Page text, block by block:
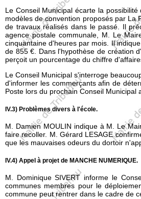
Le Conseil Municipal écarte la
modèles de convention proposés par La
de travaux réalisés dans le passé. Il
agence postale communale, M. Le
cinquantaine d'heures par mois. Il
de 855 €. Dans l'hypothèse de création
perçoit un pourcentage du chiffre
Le Conseil Municipal s'interroge
d'informer les commerçants afin de
Poste lors du prochain Conseil
IV.3) Problèmes divers à l'école.
M. Damien MOULIN indique à M. Le
faire recoller. M. Gérard LESAGE
que les mauvaises odeurs du dortoir
IV.4) Appel à projet de MANCHE NUMERIQUE.
M. Dominique SIVERT informe le
communes membres pour le
commune peut rentrer dans le cadre de